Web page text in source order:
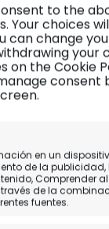
to the
Your choices
can change
your
on the Cookie
consent
en un
de la publicidad,
Comprender
de la
fuentes.
Mara